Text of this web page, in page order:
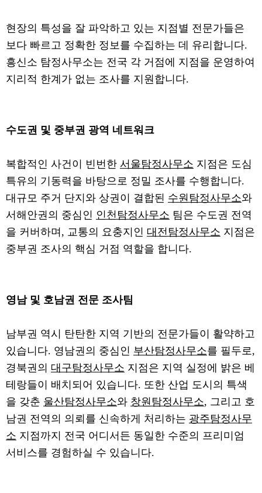
현장의 특성을 잘 파악하고 있는 지점별 전문가들은
보다 빠르고 정확한 정보를 수집하는 데 유리합니다.
흥신소 탐정사무소는 전국 각 거점에 지점을 운영하여
지리적 한계가 없는 조사를 지원합니다.
수도권 및 중부권 광역 네트워크
복합적인 사건이 빈번한 서울탐정사무소 지점은 도심
특유의 기동력을 바탕으로 정밀 조사를 수행합니다.
대규모 주거 단지와 상권이 결합된 수원탐정사무소와
서해안권의 중심인 인천탐정사무소 팀은 수도권 전역
을 커버하며, 교통의 요충지인 대전탐정사무소 지점은
중부권 조사의 핵심 거점 역할을 합니다.
영남 및 호남권 전문 조사팀
남부권 역시 탄탄한 지역 기반의 전문가들이 활약하고
있습니다. 영남권의 중심인 부산탐정사무소를 필두로,
경북권의 대구탐정사무소 지점은 지역 실정에 밝은 베
테랑들이 배치되어 있습니다. 또한 산업 도시의 특색
을 갖춘 울산탐정사무소와 창원탐정사무소, 그리고 호
남권 전역의 의뢰를 신속하게 처리하는 광주탐정사무
소 지점까지 전국 어디서든 동일한 수준의 프리미엄
서비스를 경험하실 수 있습니다.